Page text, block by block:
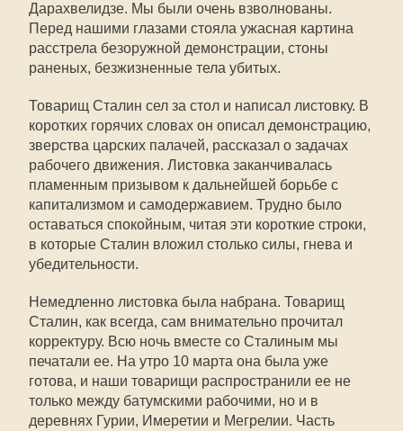
Дарахвелидзе. Мы были очень взволнованы.
Перед нашими глазами стояла ужасная картина
расстрела безоружной демонстрации, стоны
раненых, безжизненные тела убитых.
Товарищ Сталин сел за стол и написал листовку. В
коротких горячих словах он описал демонстрацию,
зверства царских палачей, рассказал о задачах
рабочего движения. Листовка заканчивалась
пламенным призывом к дальнейшей борьбе с
капитализмом и самодержавием. Трудно было
оставаться спокойным, читая эти короткие строки,
в которые Сталин вложил столько силы, гнева и
убедительности.
Немедленно листовка была набрана. Товарищ
Сталин, как всегда, сам внимательно прочитал
корректуру. Всю ночь вместе со Сталиным мы
печатали ее. На утро 10 марта она была уже
готова, и наши товарищи распространили ее не
только между батумскими рабочими, но и в
деревнях Гурии, Имеретии и Мегрелии. Часть